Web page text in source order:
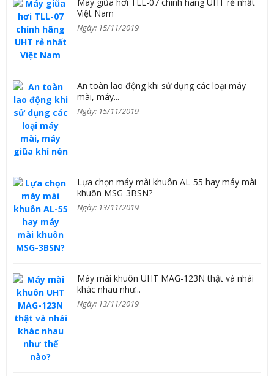
Việt Nam
Ngày: 15/11/2019
An toàn lao động khi sử dụng các loại máy
mài, máy...
Ngày: 15/11/2019
Lựa chọn máy mài khuôn AL-55 hay máy mài
khuôn MSG-3BSN?
Ngày: 13/11/2019
Máy mài khuôn UHT MAG-123N thật và nhái
khác nhau như...
Ngày: 13/11/2019